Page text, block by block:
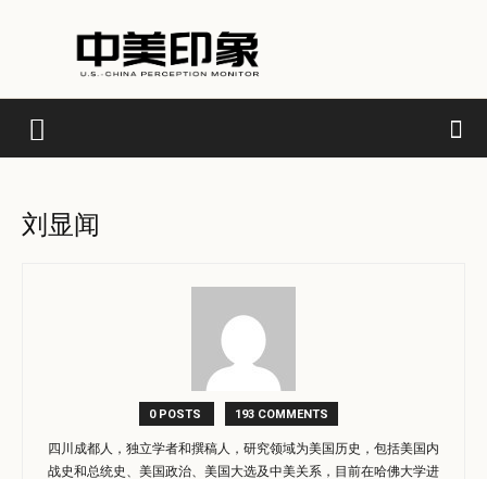
刘显闻
0 POSTS 193 COMMENTS
四川成都人，独立学者和撰稿人，研究领域为美国历史，包括美国内
战史和总统史、美国政治、美国大选及中美关系，目前在哈佛大学进